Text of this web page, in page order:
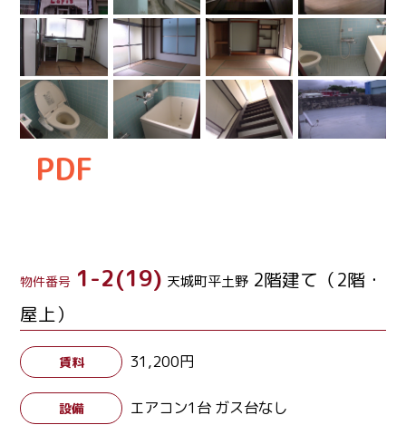
PDF
物件番号 1-2(19) 天城町平土野 2階建て（2階・
屋上）
賃料 31,200円
設備 エアコン1台 ガス台なし